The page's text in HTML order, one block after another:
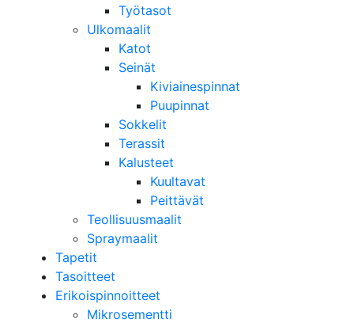
Työtasot
Ulkomaalit
Katot
Seinät
Kiviainespinnat
Puupinnat
Sokkelit
Terassit
Kalusteet
Kuultavat
Peittävät
Teollisuusmaalit
Spraymaalit
Tapetit
Tasoitteet
Erikoispinnoitteet
Mikrosementti